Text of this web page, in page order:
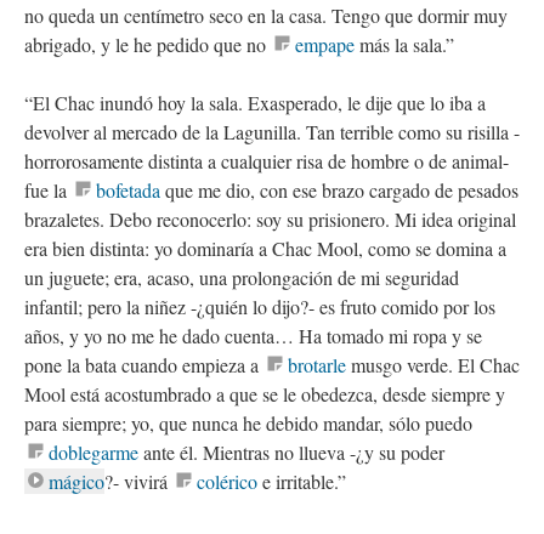
no queda un centímetro seco en la casa. Tengo que dormir muy
abrigado, y le he pedido que no
empapemás la sala.”
“El Chac inundó hoy la sala. Exasperado, le dije que lo iba a
devolver al mercado de la Lagunilla. Tan terrible como su risilla -
horrorosamente distinta a cualquier risa de hombre o de animal-
fue la
bofetada que me dio, con ese brazo cargado de pesados
brazaletes. Debo reconocerlo: soy su prisionero. Mi idea original
era bien distinta: yo dominaría a Chac Mool, como se domina a
un juguete; era, acaso, una prolongación de mi seguridad
infantil; pero la niñez -¿quién lo dijo?- es fruto comido por los
años, y yo no me he dado cuenta… Ha tomado mi ropa y se
pone la bata cuando empieza a
brotarlemusgo verde. El Chac
Mool está acostumbrado a que se le obedezca, desde siempre y
para siempre; yo, que nunca he debido mandar, sólo puedo
doblegarmeante él. Mientras no llueva -¿y su poder
mágico?- vivirá coléricoe irritable.”